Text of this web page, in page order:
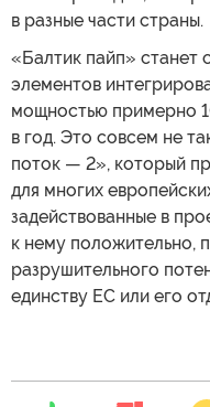
в разные части страны.
«Балтик пайп» станет
элементов
мощностью примерно
в год. Это совсем не
поток — 2», который
для многих
задействованные в
к нему положительно,
разрушительного
единству ЕС или его